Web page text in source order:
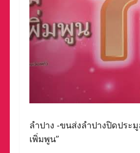
ลำปาง -ขนส่งลำปางปิดประ
เพิ่มพูน”